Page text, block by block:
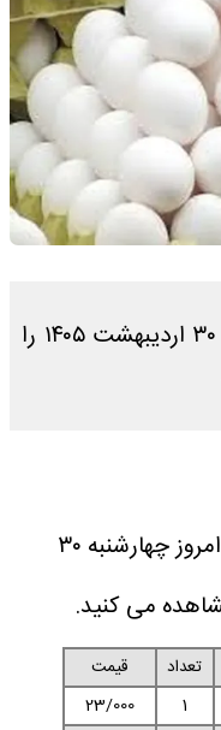
قیمت تخم مرغ امروز چهارشنبه ۳۰ اردیبهشت ۱۴۰۵ را
، قیمت تخم مرغ امروز چهارشنبه ۳۰
تعداد
قیمت
1
23/000